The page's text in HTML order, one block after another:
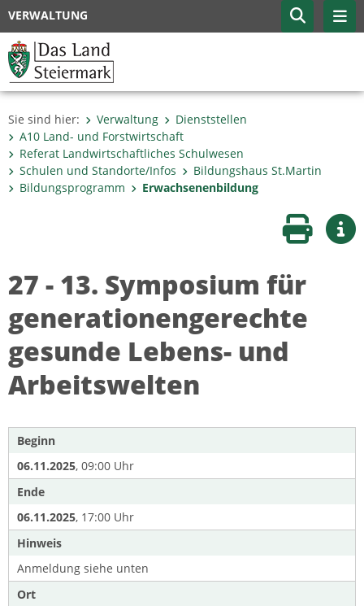
VERWALTUNG
Sie sind hier: Verwaltung
Dienststellen
A10 Land- und Forstwirtschaft
Referat Landwirtschaftliches Schulwesen
Schulen und Standorte/Infos
Bildungshaus St.Martin
Bildungsprogramm
Erwachsenenbildung
Seite
27 - 13. Symposium für
generationengerechte
gesunde Lebens- und
Arbeitswelten
Beginn
06.11.2025, 09:00 Uhr
Ende
06.11.2025, 17:00 Uhr
Hinweis
Anmeldung siehe unten
Ort